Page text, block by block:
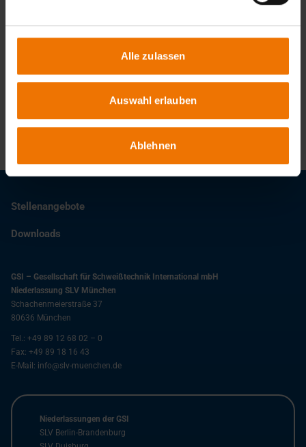
Alle zulassen
Auswahl erlauben
Ablehnen
Ansprechpartner
info@slv-muenchen.de
Stellenangebote
Downloads
GSI – Gesellschaft für Schweißtechnik International mbH
Niederlassung SLV München
Schachenmeierstraße 37
80636 München
Tel.: +49 89 12 68 02 – 0
Fax: +49 89 18 16 43
E-Mail: info@slv-muenchen.de
Niederlassungen der GSI
SLV Berlin-Brandenburg